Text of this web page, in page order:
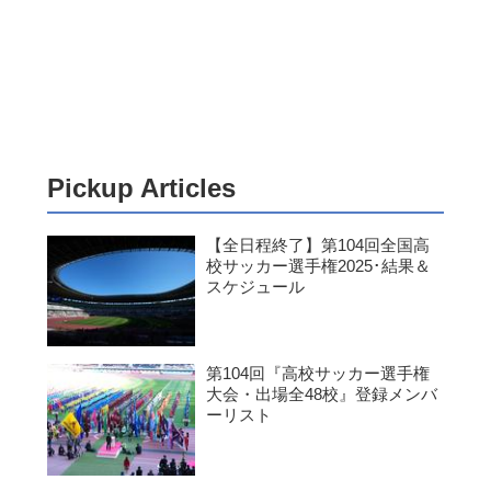
Pickup Articles
【全日程終了】第104回全国高
校サッカー選手権2025･結果＆
スケジュール
第104回『高校サッカー選手権
大会・出場全48校』登録メンバ
ーリスト